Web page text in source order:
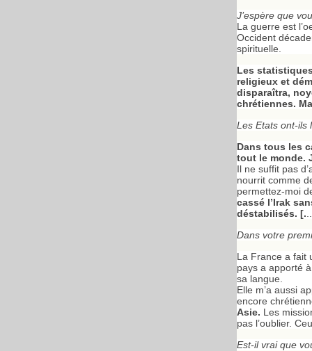
J’espère que
La guerre est
Occident
spirituelle.
Les
religieux et
disparaîtra,
chrétiennes.
Les Etats ont-ils
Dans tous les
tout le monde.
Il ne suffit pas
nourrit comme
permettez-moi
cassé l’Irak
déstabilisés. [.
Dans votre
La France a fait
pays a apporté
sa langue.
Elle m’a aussi
encore
Asie. Les
pas l’oublier.
Est-il vrai que